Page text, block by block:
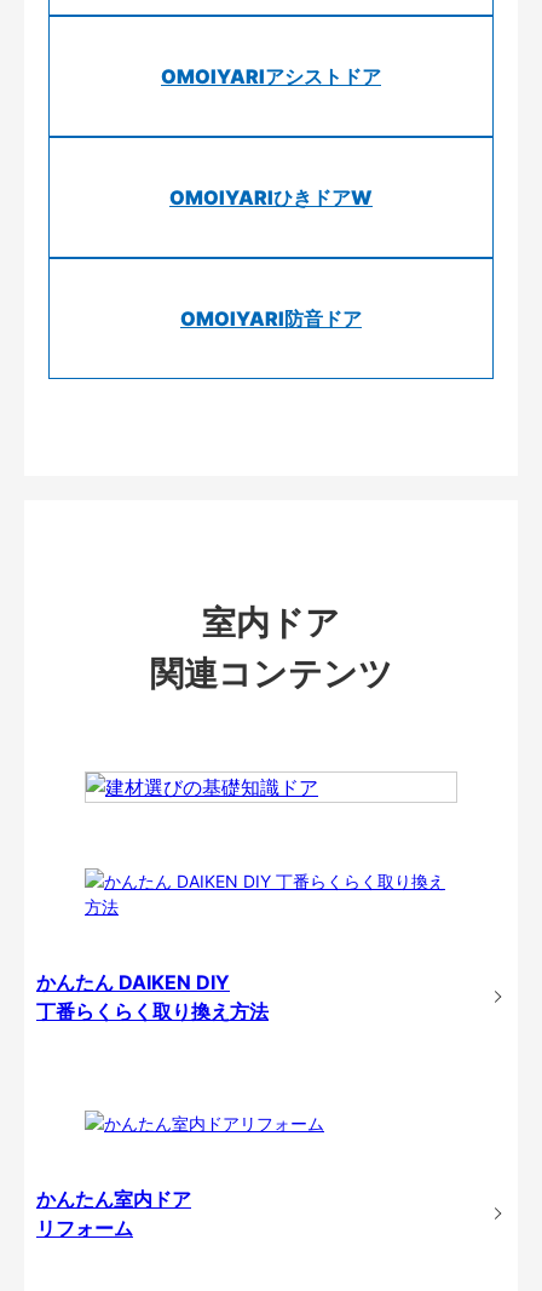
OMOIYARIアシストドア
OMOIYARIひきドアW
OMOIYARI防音ドア
室内ドア
関連コンテンツ
かんたん DAIKEN DIY
丁番らくらく取り換え方法
かんたん室内ドア
リフォーム